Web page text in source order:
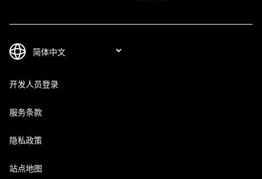
开发人员登录
服务条款
隐私政策
站点地图